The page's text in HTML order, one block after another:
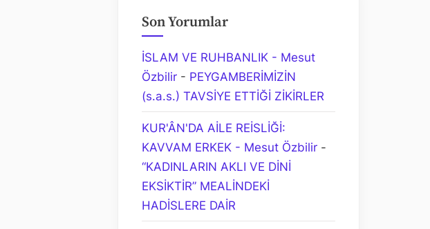
Son Yorumlar
İSLAM VE RUHBANLIK - Mesut
Özbilir - PEYGAMBERİMİZİN
(s.a.s.) TAVSİYE ETTİĞİ ZİKİRLER
KUR'ÂN'DA AİLE REİSLİĞİ:
KAVVAM ERKEK - Mesut Özbilir -
“KADINLARIN AKLI VE DİNİ
EKSİKTİR” MEALİNDEKİ
HADİSLERE DAİR